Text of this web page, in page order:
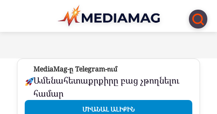
Перейти
контенту
MediaMag-ը Telegram-ում
Ամենահետաքրքիրը բաց չթողնելու
համար
ՄԻԱՆԱԼ ԱԼԻՔԻՆ